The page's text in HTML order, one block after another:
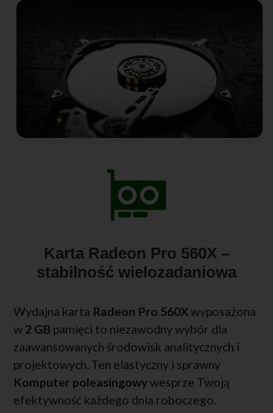
Karta Radeon Pro 560X –
stabilność wielozadaniowa
Wydajna karta Radeon Pro 560Xwyposażona
w 2 GB pamięci to niezawodny wybór dla
zaawansowanych środowisk analitycznych i
projektowych. Ten elastyczny i sprawny
Komputer poleasingowywesprze Twoją
efektywność każdego dnia roboczego.